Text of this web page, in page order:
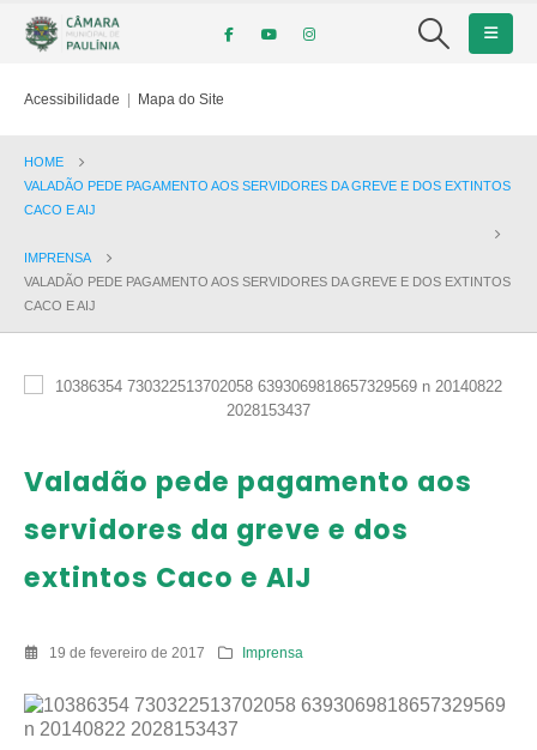
Acessibilidade | Mapa do Site
HOME
VALADÃO PEDE PAGAMENTO AOS SERVIDORES DA GREVE E DOS EXTINTOS
CACO E AIJ
IMPRENSA
VALADÃO PEDE PAGAMENTO AOS SERVIDORES DA GREVE E DOS EXTINTOS
CACO E AIJ
Valadão pede pagamento aos
servidores da greve e dos
extintos Caco e AIJ
19 de fevereiro de 2017 Imprensa